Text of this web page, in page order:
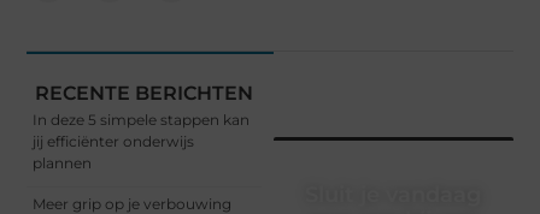
RECENTE BERICHTEN
In deze 5 simpele stappen kan
jij efficiënter onderwijs
plannen
Meer grip op je verbouwing